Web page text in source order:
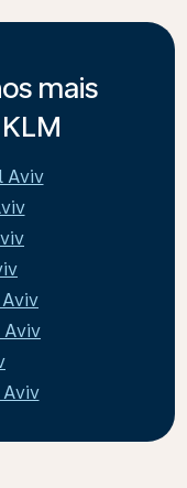
mais
Aviv
Aviv